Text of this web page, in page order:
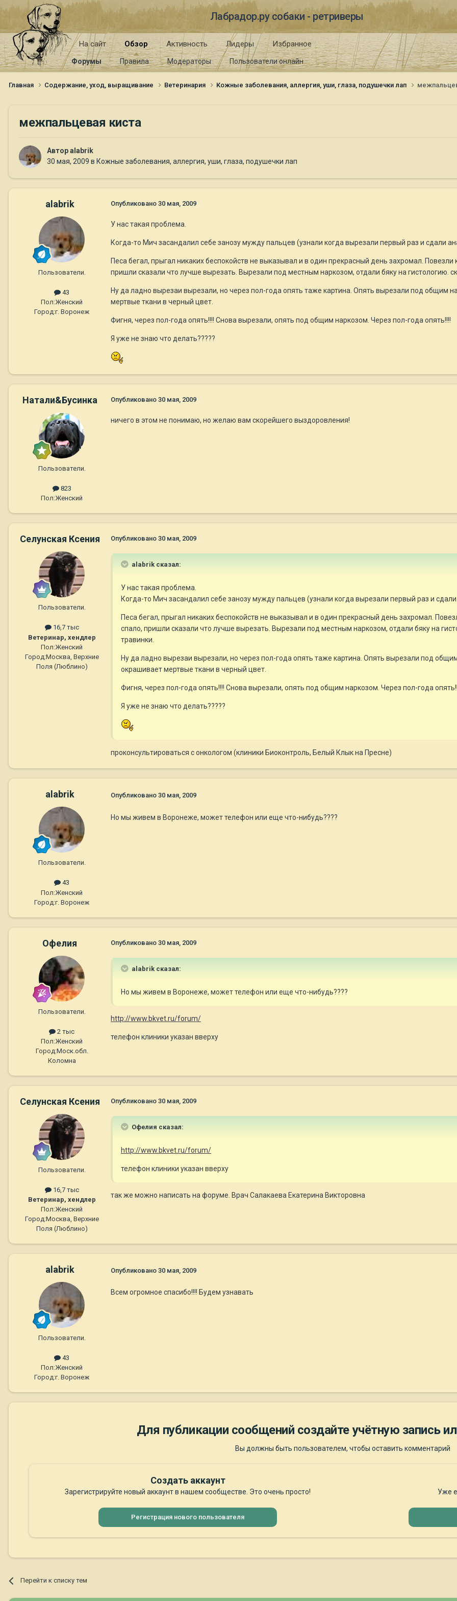
Лабрадор.ру собаки - ретриверы
На сайт Обзор
Форумы Правила Модераторы Пользователи онлайн
Активность Лидеры Избранное
Главная Содержание, уход, выращивание Ветеринария Кожные заболевания, аллергия, уши, глаза, подушечки лап
межпальцевая киста
Авторalabrik
30 мая, 2009 в Кожные заболевания, аллергия, уши, глаза, подушечки лап
alabrik
Пользователи.
43
Пол:Женский
Город:г. Воронеж
Опубликовано 30 мая, 2009
У нас такая проблема.
Когда-то Мич засандалил себе занозу мужду пальцев (узнали когда вырезали первый раз и сдали
Песа бегал, прыгал никаких беспокойств не выказывал и в один прекрасный день захромал. Повезли
пришли сказали что лучше вырезать. Вырезали под местным наркозом, отдали бяку на гистологию.
Ну да ладно вырезаи вырезали, но через пол-года опять таже картина. Опять вырезали под общим
мертвые ткани в черный цвет.
Фигня, через пол-года опять!!!! Снова вырезали, опять под общим наркозом. Через пол-года опять!!!!
Я уже не знаю что делать?????
Натали&Бусинка
Пользователи.
823
Пол:Женский
Опубликовано 30 мая, 2009
ничего в этом не понимаю, но желаю вам скорейшего выздоровления!
Селунская Ксения
Пользователи.
16,7 тыс
Ветеринар, хендлер
Пол:Женский
Город:Москва, Верхние
Поля (Люблино)
Опубликовано 30 мая, 2009
alabrik сказал:
У нас такая проблема.
Когда-то Мич засандалил себе занозу мужду пальцев (узнали когда вырезали первый раз и
Песа бегал, прыгал никаких беспокойств не выказывал и в один прекрасный день захромал.
спало, пришли сказали что лучше вырезать. Вырезали под местным наркозом, отдали бяку на
травинки.
Ну да ладно вырезаи вырезали, но через пол-года опять таже картина. Опять вырезали под
окрашивает мертвые ткани в черный цвет.
Фигня, через пол-года опять!!!! Снова вырезали, опять под общим наркозом. Через пол-года
Я уже не знаю что делать?????
проконсультироваться с онкологом (клиники Биоконтроль, Белый Клык на Пресне)
alabrik
Пользователи.
43
Пол:Женский
Город:г. Воронеж
Опубликовано 30 мая, 2009
Но мы живем в Воронеже, может телефон или еще что-нибудь????
Офелия
Пользователи.
2 тыс
Пол:Женский
Город:Моск.обл.
Коломна
Опубликовано 30 мая, 2009
alabrik сказал:
Но мы живем в Воронеже, может телефон или еще что-нибудь????
http://www.bkvet.ru/forum/
телефон клиники указан вверху
Селунская Ксения
Пользователи.
16,7 тыс
Ветеринар, хендлер
Пол:Женский
Город:Москва, Верхние
Поля (Люблино)
Опубликовано 30 мая, 2009
Офелия сказал:
http://www.bkvet.ru/forum/
телефон клиники указан вверху
так же можно написать на форуме. Врач Салакаева Екатерина Викторовна
alabrik
Пользователи.
43
Пол:Женский
Город:г. Воронеж
Опубликовано 30 мая, 2009
Всем огромное спасибо!!!! Будем узнавать
Для публикации сообщений создайте учётную запись
Вы должны быть пользователем, чтобы оставить комментарий
Создать аккаунт
Зарегистрируйте новый аккаунт в нашем сообществе. Это очень просто!
Регистрация нового пользователя
Уже
Перейти к списку тем